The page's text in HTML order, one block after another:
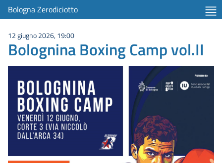
Bologna Zerodiciotto
12 giugno 2026, 19:00
Bolognina Boxing Camp vol.II